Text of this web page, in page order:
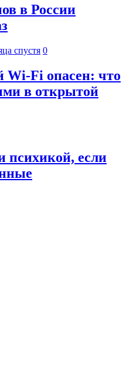
в России
спустя 0
Wi-Fi опасен: что
в открытой
психикой, если